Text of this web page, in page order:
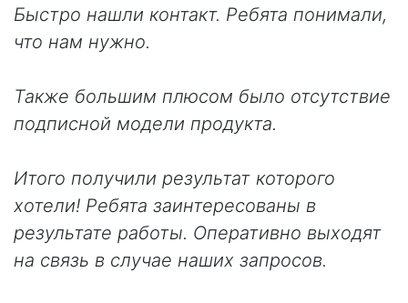
Быстро нашли контакт. Ребята понимали,
что нам нужно.
Также большим плюсом было отсутствие
подписной модели продукта.
Итого получили результат которого
хотели! Ребята заинтересованы в
результате работы. Оперативно выходят
на связь в случае наших запросов.